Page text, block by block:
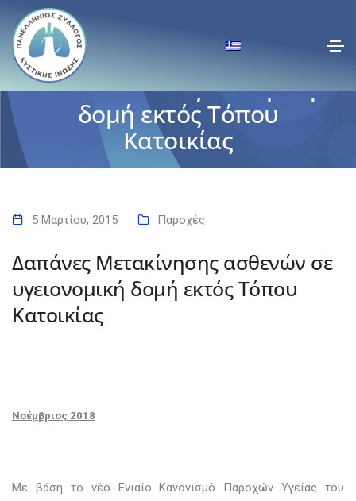
Δαπάνες Μετακίνησης
ασθενών σε υγειονομική
δομή εκτός Τόπου
Κατοικίας
Αρχική
5 Μαρτίου, 2015 Παροχές
Δαπάνες Μετακίνησης ασθενών σε
υγειονομική δομή εκτός Τόπου
Κατοικίας
Νοέμβριος 2018
Με βάση το νέο Ενιαίο Κανονισμό Παροχών Υγείας του